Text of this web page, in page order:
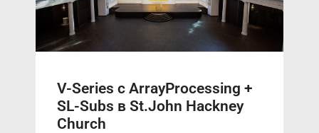
V-Series с ArrayProcessing +
SL-Subs в St.John Hackney
Church